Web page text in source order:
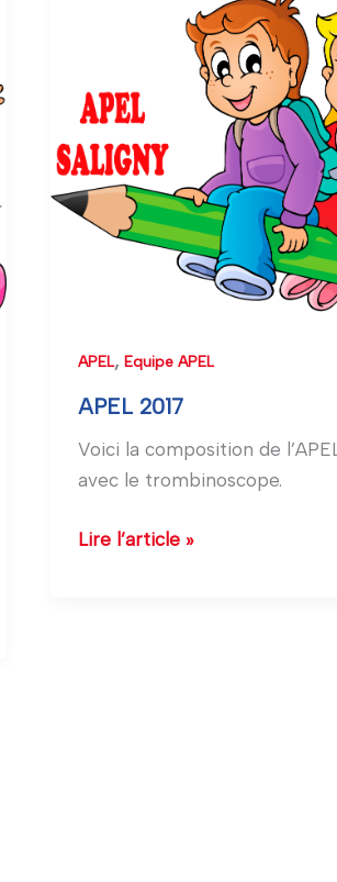
APEL,Equipe APEL
APEL 2017
Voici la composition de
avec le trombinoscope.
Lire l’article »